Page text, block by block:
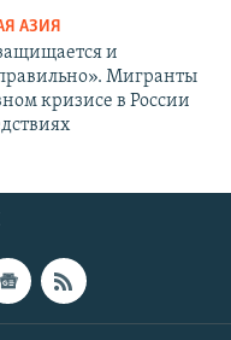
АЗИЯ
и
Мигранты
кризисе в России